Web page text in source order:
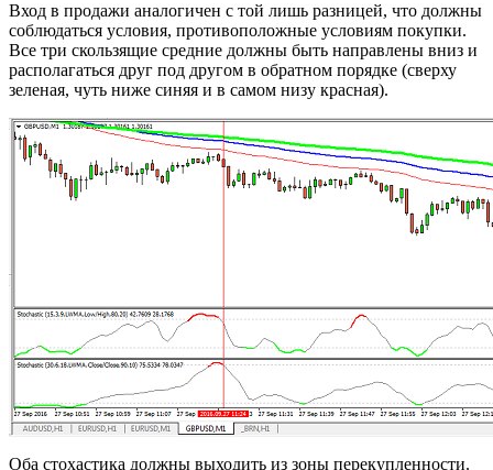
Вход в продажи аналогичен с той лишь разницей, что должны
соблюдаться условия, противоположные условиям покупки.
Все три скользящие средние должны быть направлены вниз и
располагаться друг под другом в обратном порядке (сверху
зеленая, чуть ниже синяя и в самом низу красная).
Оба стохастика должны выходить из зоны перекупленности.